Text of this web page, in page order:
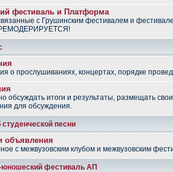
фестиваль и Платформа
с Грушинским фестивалем и
о прослушиваниях, концертах, порядке
обсуждать итоги и результаты, размещать
для обсуждения.
песни
объявления
с межвузовским клубом и межвузовским
юношеский фестиваль АП